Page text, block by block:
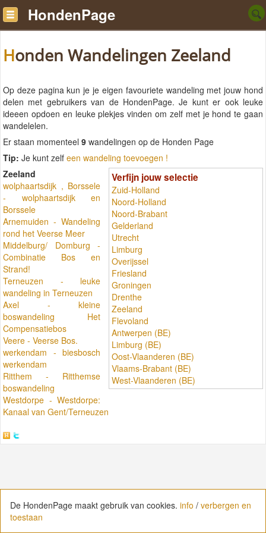
HondenPage
Honden Wandelingen Zeeland
Op deze pagina kun je je eigen favouriete wandeling met jouw hond
delen met gebruikers van de HondenPage. Je kunt er ook leuke
ideeen opdoen en leuke plekjes vinden om zelf met je hond te gaan
wandelelen.
Er staan momenteel 9 wandelingen op de Honden Page
Tip: Je kunt zelf een wandeling toevoegen !
Verfijn jouw selectie
Zuid-Holland
Noord-Holland
Noord-Brabant
Gelderland
Utrecht
Limburg
Overijssel
Friesland
Groningen
Drenthe
Zeeland
Flevoland
Antwerpen (BE)
Limburg (BE)
Oost-Vlaanderen (BE)
Vlaams-Brabant (BE)
West-Vlaanderen (BE)
Zeeland
wolphaartsdijk , Borssele
- wolphaartsdijk en
Borssele
Arnemuiden - Wandeling
rond het Veerse Meer
Middelburg/ Domburg -
Combinatie Bos en
Strand!
Terneuzen - leuke
wandeling in Terneuzen
Axel - kleine
boswandeling Het
Compensatiebos
Veere - Veerse Bos.
werkendam - biesbosch
werkendam
Ritthem - Ritthemse
boswandeling
Westdorpe - Westdorpe:
Kanaal van Gent/Terneuzen
De HondenPage maakt gebruik van cookies. info / verbergen en
toestaan
De HondenPage maakt gebruik van cookies. info / verbergen en
toestaan